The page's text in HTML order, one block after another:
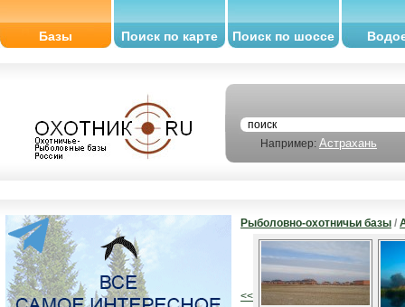
Базы Поиск по карте Поиск по шоссе
Например: Астрахань
Рыболовно-охотничьи базы /
<<